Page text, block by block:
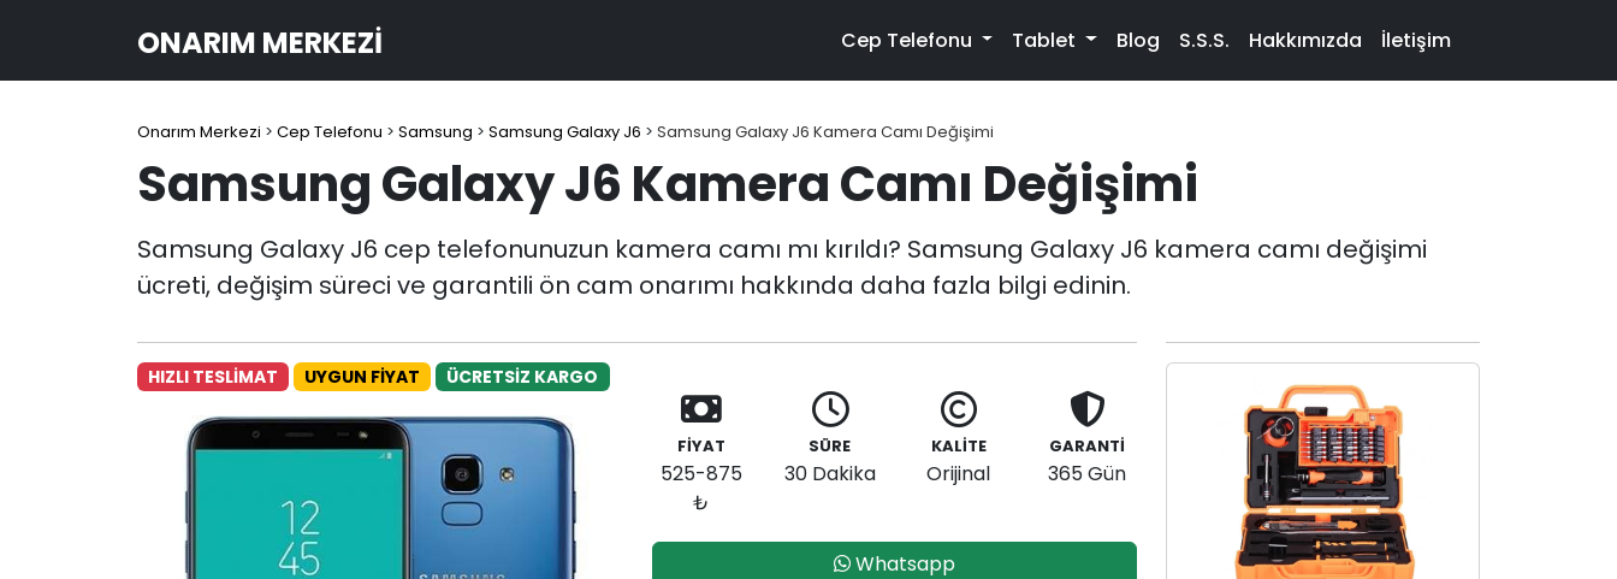
ONARIM MERKEZI Cep Telefonu Tablet Blog S.S.S. Hakkımızda İletişim
Onarım Merkezi > Cep Telefonu > Samsung > Samsung Galaxy J6 > Samsung Galaxy J6 Kamera Camı Değişimi
Samsung Galaxy J6 Kamera Camı Değişimi
Samsung Galaxy J6 cep telefonunuzun kamera camı mı kırıldı? Samsung Galaxy J6 kamera camı değişimi
ücreti, değişim süreci ve garantili ön cam onarımı hakkında daha fazla bilgi edinin.
HIZLI TESLİMAT UYGUN FİYAT ÜCRETSİZ KARGO
FİYAT
525-875
₺
SÜRE
30 Dakika
KALİTE
Orijinal
GARANTİ
365 Gün
Whatsapp